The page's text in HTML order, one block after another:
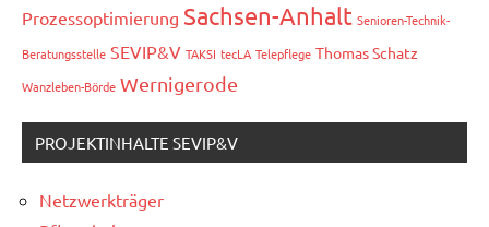
Prozessoptimierung Sachsen-Anhalt Senioren-Technik-
Beratungsstelle SEVIP&V TAKSI tecLA Telepflege Thomas Schatz
Wanzleben-Börde Wernigerode
PROJEKTINHALTE SEVIP&V
Netzwerkträger